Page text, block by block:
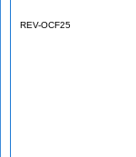
REV-OCF25